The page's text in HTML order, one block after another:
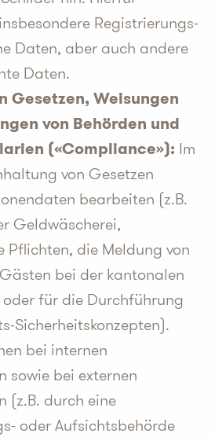
Registrierungs-
Daten, aber auch andere
Daten.
Gesetzen, Weisungen
von Behörden und
(«Compliance»): Im
von Gesetzen
bearbeiten (z.B.
Geldwäscherei,
Pflichten, die Meldung von
bei der kantonalen
für die Durchführung
Sicherheitskonzepten).
bei internen
sowie bei externen
(z.B. durch eine
oder Aufsichtsbehörde